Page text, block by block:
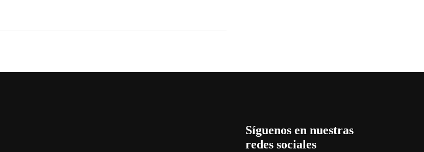
Síguenos en nuestras
redes sociales